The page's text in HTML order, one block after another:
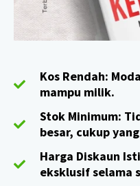
Kos Rendah:
mampu milik.
Stok Minimum:
besar, cukup
Harga Diskaun
eksklusif selama